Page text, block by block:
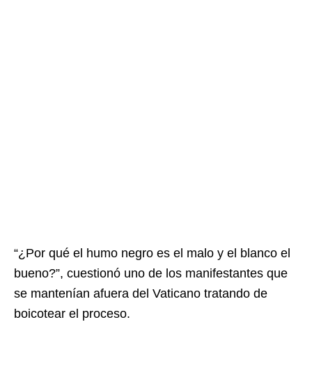
“¿Por qué el humo negro es el malo y el blanco el
bueno?”, cuestionó uno de los manifestantes que
se mantenían afuera del Vaticano tratando de
boicotear el proceso.